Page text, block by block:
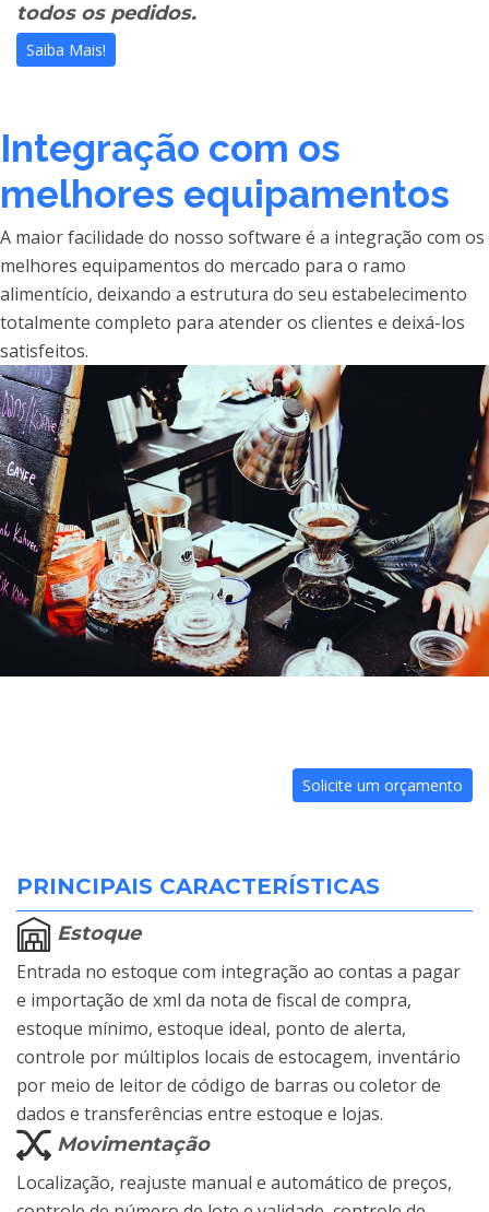
todos os pedidos.
Saiba Mais!
Integração com os
melhores equipamentos
A maior facilidade do nosso software é a integração com os
melhores equipamentos do mercado para o ramo
alimentício, deixando a estrutura do seu estabelecimento
totalmente completo para atender os clientes e deixá-los
satisfeitos.
Solicite um orçamento
PRINCIPAIS CARACTERÍSTICAS
Estoque
Entrada no estoque com integração ao contas a pagar
e importação de xml da nota de fiscal de compra,
estoque mínimo, estoque ideal, ponto de alerta,
controle por múltiplos locais de estocagem, inventário
por meio de leitor de código de barras ou coletor de
dados e transferências entre estoque e lojas.
Movimentação
Localização, reajuste manual e automático de preços,